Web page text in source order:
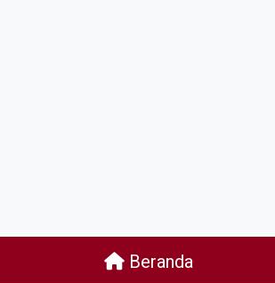
Beranda